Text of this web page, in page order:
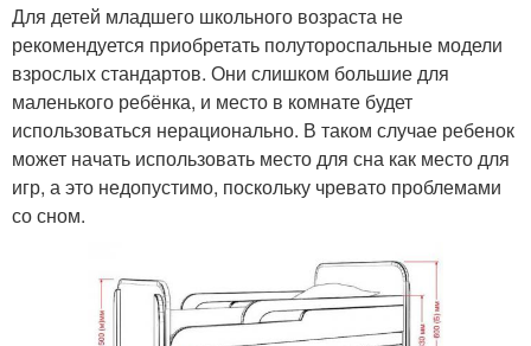
Для детей младшего школьного возраста не
рекомендуется приобретать полутороспальные модели
взрослых стандартов. Они слишком большие для
маленького ребёнка, и место в комнате будет
использоваться нерационально. В таком случае ребенок
может начать использовать место для сна как место для
игр, а это недопустимо, поскольку чревато проблемами
со сном.